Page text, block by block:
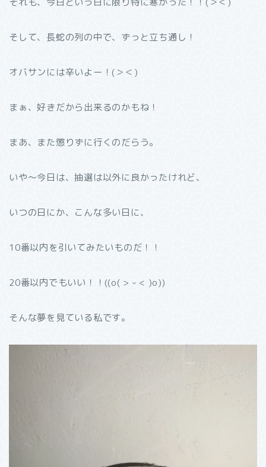
そして、長蛇の列の中で、ずっと立ち通し！
オバサンには辛いよー！(＞＜)
まぁ、好きだから出来るのかもね！
まあ、また懲りずに行くのだらう。
いや〜今日は、抽選は以外に良かったけれど、
いつの日にか、こんな多い日に、
10番以内を引いてみたいものだ！！
20番以内でもいい！！((o( > ᵕ < )o))
そんな夢を見ている私です。